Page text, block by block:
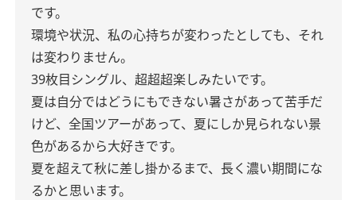
です。
環境や状況、私の心持ちが変わったとしても、それ
は変わりません。
39枚目シングル、超超超楽しみたいです。
夏は自分ではどうにもできない暑さがあって苦手だ
けど、全国ツアーがあって、夏にしか見られない景
色があるから大好きです。
夏を超えて秋に差し掛かるまで、長く濃い期間にな
るかと思います。